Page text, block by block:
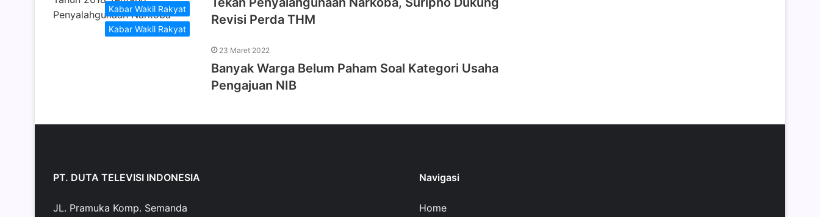
Kabar Wakil Rakyat
Revisi Perda THM
Kabar Wakil Rakyat
23 Maret 2022
Banyak Warga Belum Paham Soal Kategori Usaha
Pengajuan NIB
PT. DUTA TELEVISI INDONESIA
JL. Pramuka Komp. Semanda
Navigasi
Home